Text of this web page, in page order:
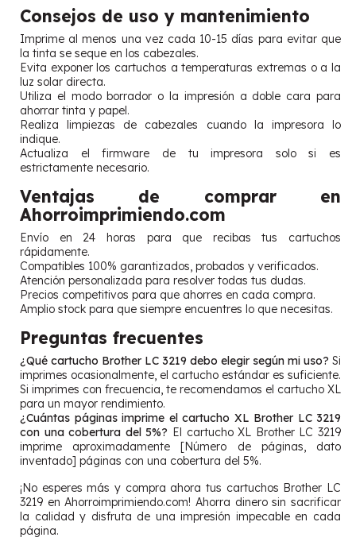
Consejos de uso y mantenimiento
Imprime al menos una vez cada 10-15 días para evitar que
la tinta se seque en los cabezales.
Evita exponer los cartuchos a temperaturas extremas o a la
luz solar directa.
Utiliza el modo borrador o la impresión a doble cara para
ahorrar tinta y papel.
Realiza limpiezas de cabezales cuando la impresora lo
indique.
Actualiza el firmware de tu impresora solo si es
estrictamente necesario.
Ventajas de comprar en
Ahorroimprimiendo.com
Envío en 24 horas para que recibas tus cartuchos
rápidamente.
Compatibles 100% garantizados, probados y verificados.
Atención personalizada para resolver todas tus dudas.
Precios competitivos para que ahorres en cada compra.
Amplio stock para que siempre encuentres lo que necesitas.
Preguntas frecuentes
¿Qué cartucho Brother LC 3219 debo elegir según mi uso? Si
imprimes ocasionalmente, el cartucho estándar es suficiente.
Si imprimes con frecuencia, te recomendamos el cartucho XL
para un mayor rendimiento.
¿Cuántas páginas imprime el cartucho XL Brother LC 3219
con una cobertura del 5%? El cartucho XL Brother LC 3219
imprime aproximadamente [Número de páginas, dato
inventado] páginas con una cobertura del 5%.
¡No esperes más y compra ahora tus cartuchos Brother LC
3219 en Ahorroimprimiendo.com! Ahorra dinero sin sacrificar
la calidad y disfruta de una impresión impecable en cada
página.